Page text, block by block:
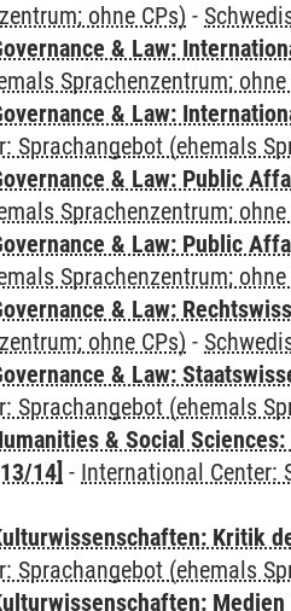
ohne CPs) -
& Law:
Sprachenzentrum; ohne
& Law:
Sprachangebot (ehemals
& Law: Public
Sprachenzentrum; ohne
& Law: Public
Sprachenzentrum; ohne
& Law:
ohne CPs) -
& Law:
Sprachangebot (ehemals
& Social
14] - International Center:
Kritik
Sprachangebot (ehemals